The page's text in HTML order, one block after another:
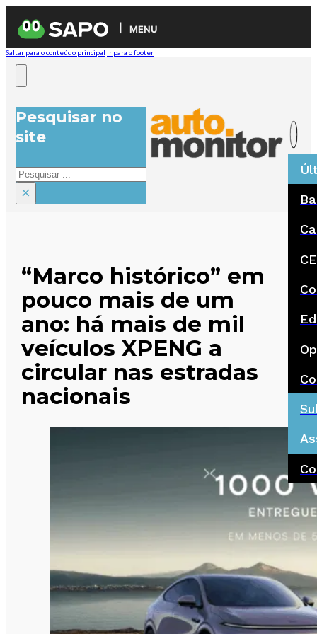
MENU
Saltar para o conteúdo principal Ir para o footer
Pesquisar no
site
Pesquisar
×
“Marco histórico” em
pouco mais de um
ano: há mais de mil
veículos XPENG a
circular nas estradas
nacionais